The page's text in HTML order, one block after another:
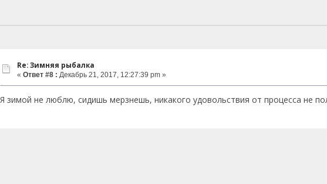
Re: Зимняя рыбалка
« Ответ #8 : Декабрь 21, 2017, 12:27:39 pm »
Я зимой не люблю, сидишь мерзнешь, никакого удовольствия от процесса не